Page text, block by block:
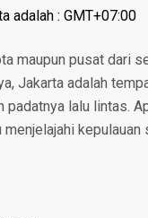
adalah : GMT+07:00
maupun pusat dari
Jakarta adalah
padatnya lalu lintas.